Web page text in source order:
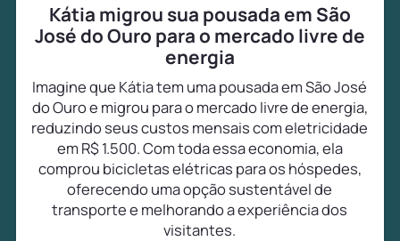
Kátia migrou sua pousada em São
José do Ouro para o mercado livre de
energia
Imagine que Kátia tem uma pousada em São José
do Ouro e migrou para o mercado livre de energia,
reduzindo seus custos mensais com eletricidade
em R$ 1.500. Com toda essa economia, ela
comprou bicicletas elétricas para os hóspedes,
oferecendo uma opção sustentável de
transporte e melhorando a experiência dos
visitantes.